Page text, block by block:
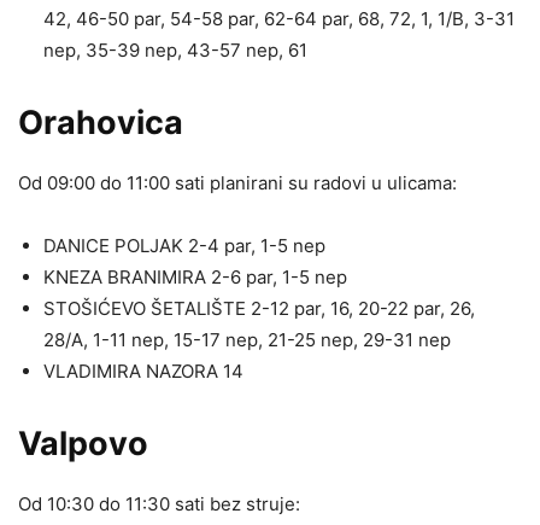
42, 46-50 par, 54-58 par, 62-64 par, 68, 72, 1, 1/B, 3-31
nep, 35-39 nep, 43-57 nep, 61
Orahovica
Od 09:00 do 11:00 sati planirani su radovi u ulicama:
DANICE POLJAK 2-4 par, 1-5 nep
KNEZA BRANIMIRA 2-6 par, 1-5 nep
STOŠIĆEVO ŠETALIŠTE 2-12 par, 16, 20-22 par, 26,
28/A, 1-11 nep, 15-17 nep, 21-25 nep, 29-31 nep
VLADIMIRA NAZORA 14
Valpovo
Od 10:30 do 11:30 sati bez struje: